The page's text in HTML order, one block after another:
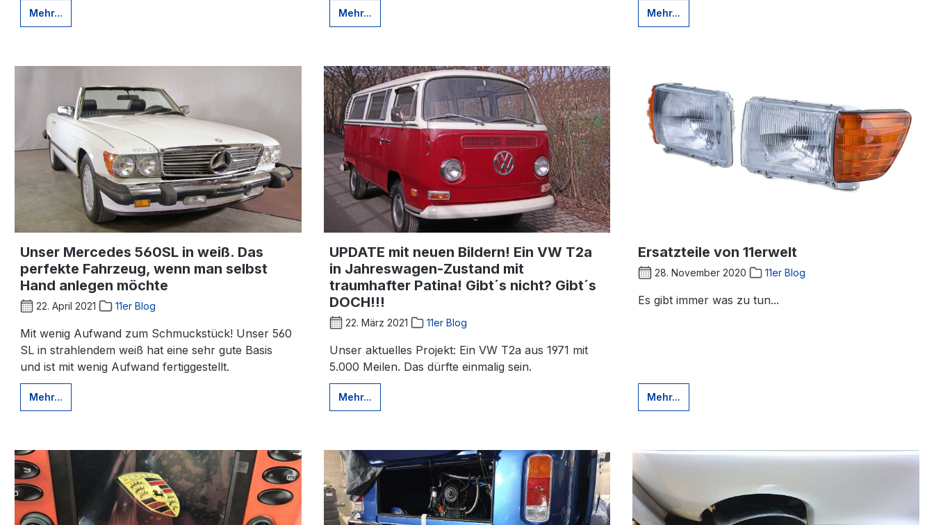
Mehr... Mehr... Mehr...
Unser Mercedes 560SL in weiß. Das
perfekte Fahrzeug, wenn man selbst
Hand anlegen möchte
22. April 2021 11er Blog
Mit wenig Aufwand zum Schmuckstück! Unser 560
SL in strahlendem weiß hat eine sehr gute Basis
und ist mit wenig Aufwand fertiggestellt.
Mehr...
UPDATE mit neuen Bildern! Ein VW T2a
in Jahreswagen-Zustand mit
traumhafter Patina! Gibt´s nicht? Gibt´s
DOCH!!!
22. März 2021 11er Blog
Unser aktuelles Projekt: Ein VW T2a aus 1971 mit
5.000 Meilen. Das dürfte einmalig sein.
Mehr...
Ersatzteile von 11erwelt
28. November 2020 11er Blog
Es gibt immer was zu tun...
Mehr...